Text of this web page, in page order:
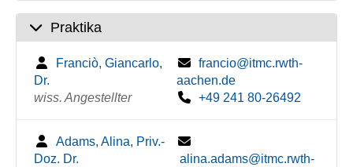
Praktika
Franciò, Giancarlo,
Dr.
wiss. Angestellter
francio@itmc.rwth-
aachen.de
+49 241 80-26492
Adams, Alina, Priv.-
Doz. Dr.
alina.adams@itmc.rwth-